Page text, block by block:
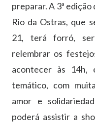
preparar. A 3ª
Rio da Ostras, que
21, terá forró,
relembrar os
acontecer às 14h,
temático, com
amor e
poderá assistir a